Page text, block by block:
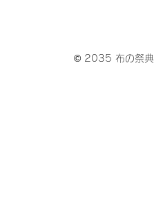
© 2035 布の祭典